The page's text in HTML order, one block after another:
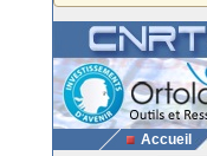
Accueil